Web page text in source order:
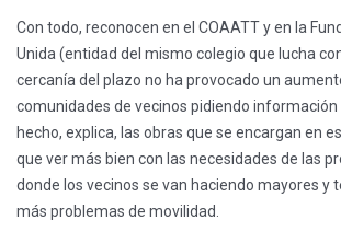
Con todo, reconocen en el COAATT y en la
Unida (entidad del mismo colegio que lucha
cercanía del plazo no ha provocado un
comunidades de vecinos pidiendo información
hecho, explica, las obras que se encargan en
que ver más bien con las necesidades de las
donde los vecinos se van haciendo mayores y
más problemas de movilidad.